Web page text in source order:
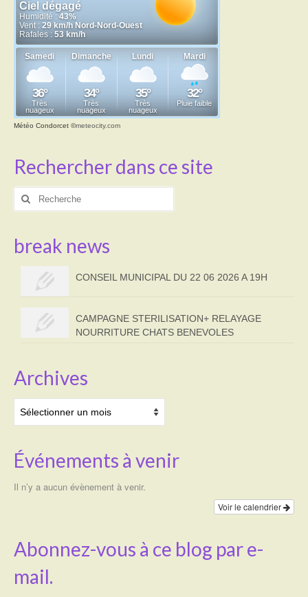
Météo Condorcet ©meteocity.com
Rechercher dans ce site
Rechercher
break news
CONSEIL MUNICIPAL DU 22 06 2026 A 19H
CAMPAGNE STERILISATION+ RELAYAGE
NOURRITURE CHATS BENEVOLES
Archives
Événements à venir
Il n’y a aucun évènement à venir.
Voir le calendrier
Abonnez-vous à ce blog par e-
mail.